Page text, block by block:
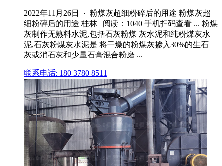
2022年11月26日 · 粉煤灰超细粉碎后的用途 粉煤灰超
细粉碎后的用途 桂林 | 阅读：1040 手机扫码查看 ... 粉煤
灰制作无熟料水泥,包括石灰粉煤 灰水泥和纯粉煤灰水
泥,石灰粉煤灰水泥是 将干燥的粉煤灰掺入30%的生石
灰或消石灰和少量石膏混合粉磨 ...
联系电话: 180 3780 8511